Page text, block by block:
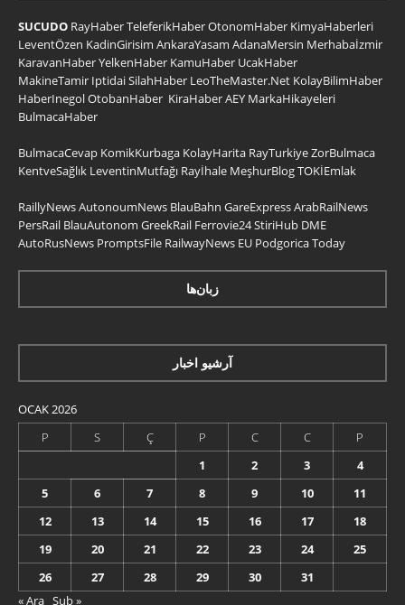
SUCUDO RayHaberTeleferikHaberOtonomHaber KimyaHaberleri
LeventÖzen KadinGirisim AnkaraYasam AdanaMersin Merhabaİzmir
KaravanHaberYelkenHaber KamuHaber UcakHaber
MakineTamir IptidaiSilahHaber LeoTheMaster.Net KolayBilimHaber
HaberInegolOtobanHaber KiraHaberAEY MarkaHikayeleri
BulmacaHaber
BulmacaCevap KomikKurbaga KolayHarita RayTurkiyeZorBulmaca
KentveSağlık LeventinMutfağı Rayİhale MeşhurBlogTOKİEmlak
RaillyNewsAutonoumNews BlauBahn GareExpressArabRailNews
PersRail BlauAutonom GreekRail Ferrovie24StiriHub DME
AutoRusNews PromptsFile RailwayNews EU Podgorica Today
زبان‌ها
آرشیو اخبار
OCAK 2026
P
S Ç P C C
P
1
2 3
4
5
6 7 8 9 10
11
12
13 14 15 16 17
18
19
20 21 22 23 24
25
26
27 28 29 30
31
« Ara Şub »